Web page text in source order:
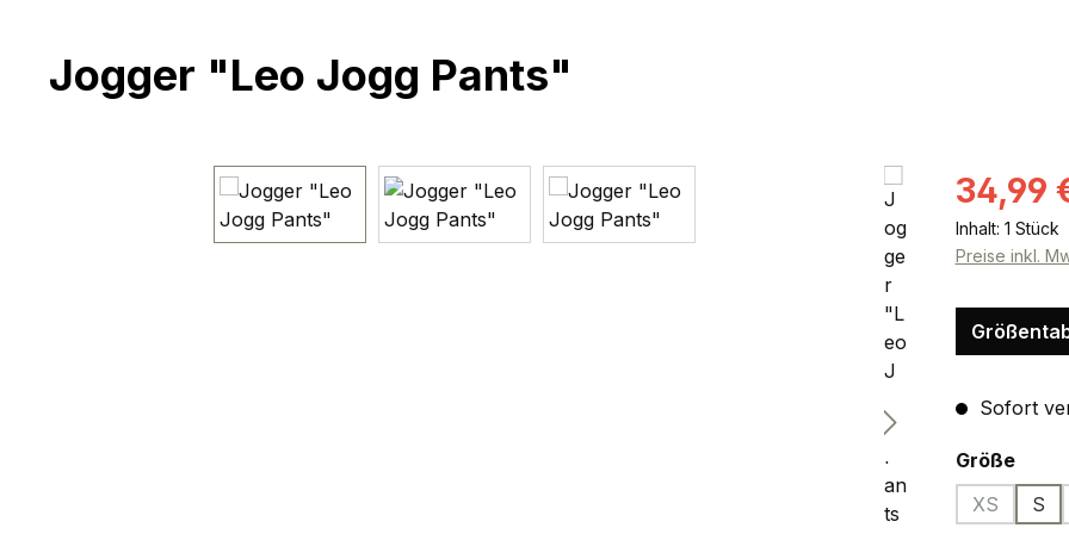
Jogger "Leo Jogg Pants"
Bildergalerie überspringen 34,99
Inhalt: 1 Stück
Preise inkl.
Sofort
Größe
XS
(Diese
S